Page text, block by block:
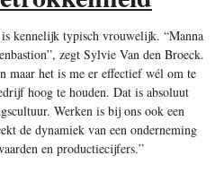
kennelijk typisch vrouwelijk. “Manna
zegt Sylvie Van den Broeck.
maar het is me er effectief wél om te
hoog te houden. Dat is absoluut
Werken is bij ons ook een
de dynamiek van een onderneming
en productiecijfers.”